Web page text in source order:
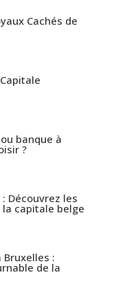
Cachés de
banque à
?
Découvrez les
capitale belge
Bruxelles :
de la